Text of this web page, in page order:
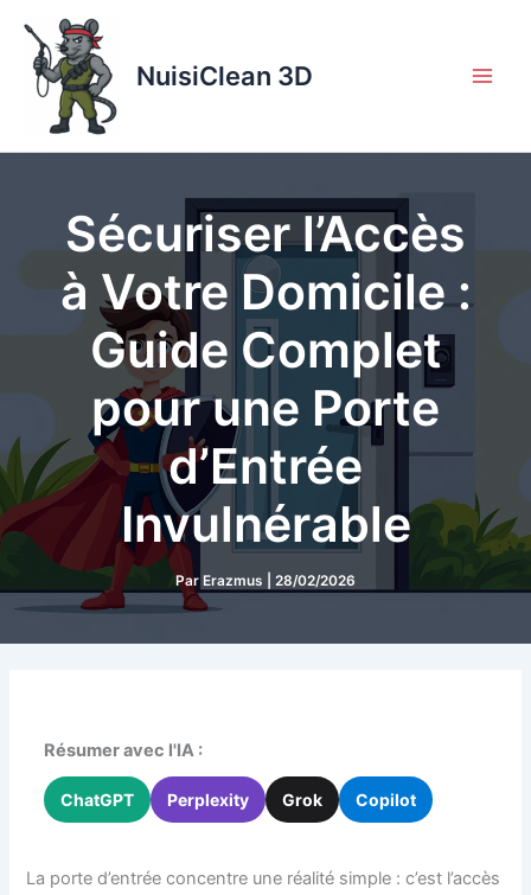
contenu
NuisiClean 3D
Sécuriser l’Accès
à Votre Domicile :
Guide Complet
pour une Porte
d’Entrée
Invulnérable
Par Erazmus 28/02/2026
Résumer avec l'IA :
ChatGPT Perplexity Grok Copilot
La porte d’entrée concentre une réalité simple : c’est l’accès